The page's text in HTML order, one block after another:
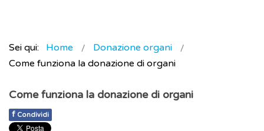
Sei qui: Home
Donazione organi
Come funziona la donazione di organi
Come funziona la donazione di organi
f Condividi